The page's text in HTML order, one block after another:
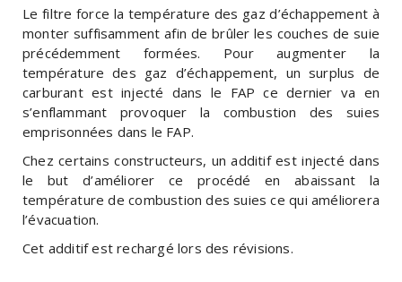
Le filtre force la température des gaz d’échappement à
monter suffisamment afin de brûler les couches de suie
précédemment formées. Pour augmenter la
température des gaz d’échappement, un surplus de
carburant est injecté dans le FAP ce dernier va en
s’enflammant provoquer la combustion des suies
emprisonnées dans le FAP.
Chez certains constructeurs, un additif est injecté dans
le but d’améliorer ce procédé en abaissant la
température de combustion des suies ce qui améliorera
l’évacuation.
Cet additif est rechargé lors des révisions.